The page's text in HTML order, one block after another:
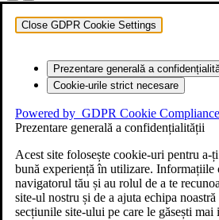
Close GDPR Cookie Settings
Prezentare generală a
Cookie-urile strict necesare
Powered by GDPR Cookie Compliance
Prezentare generală a confidențialității
Acest site folosește cookie-uri pentru a-
bună experiență în utilizare. Informațiile
navigatorul tău și au rolul de a te
site-ul nostru și de a ajuta echipa
secțiunile site-ului pe care le găsești mai